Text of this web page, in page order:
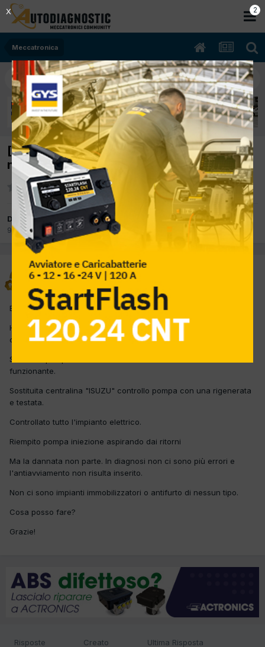
Meccatronica
[astra G 02/2003 1.7cc Y1.7DTI 74Kw Diesel]
non parte
Da drake
9 Dicembre 2012inMeccatronica
drake
9 Dicembre 2012
Buongiorno!
Ho in officina questa machina da due settimane e non so più
cosa fare.
Sostituita pompa iniezione "DENSO" con una usata ma
funzionante.
Sostituita centralina "ISUZU" controllo pompa con una rigenerata
e testata.
Controllato tutto l'impianto elettrico.
Riempito pompa iniezione aspirando dai ritorni
Ma la dannata non parte. In diagnosi non ci sono più errori e
l'antiavviamento non risulta inserito.
Non ci sono impianti immobilizzatori o antifurto di nessun tipo.
Cosa posso fare?
Grazie!
Risposte Creato Ultima Risposta
2
X